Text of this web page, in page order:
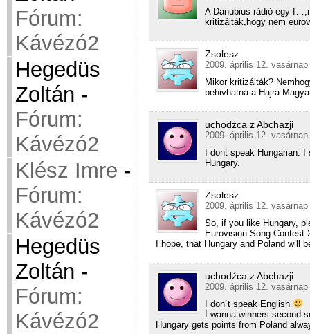
Fórum:
Kávézó2
Hegedüs
Zoltán -
Fórum:
Kávézó2
Klész Imre -
Fórum:
Kávézó2
Hegedüs
Zoltán -
Fórum:
Kávézó2
A Danubius rádió egy
kritizálták,hogy nem
Zsolesz
2009. április 12.
Mikor kritizálták?
behivhatná a Hajrá
uchodźca z Abchazji
2009. április 12.
I dont speak Hungarian.
Hungary.
Zsolesz
2009. április 12.
So, if you like Hungary,
Eurovision Song Contest
I hope, that Hungary and Poland will
uchodźca z Abchazji
2009. április 12.
I don`t speak English
I wanna winners second
Hungary gets points from Poland